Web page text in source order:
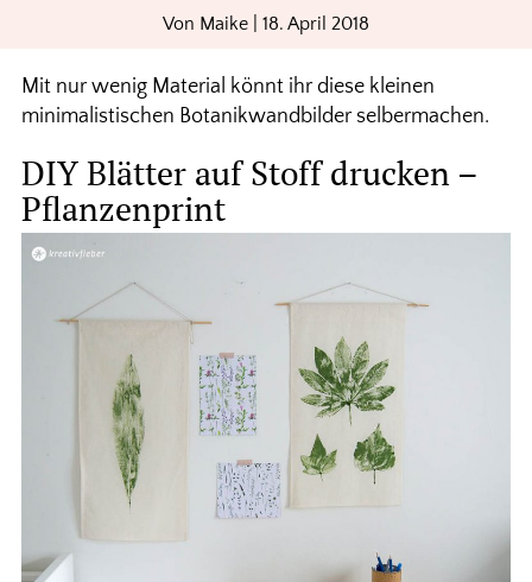
Von Maike 18. April 2018
Mit nur wenig Material könnt ihr diese kleinen
minimalistischen Botanikwandbilder selbermachen.
DIY Blätter auf Stoff drucken –
Pflanzenprint